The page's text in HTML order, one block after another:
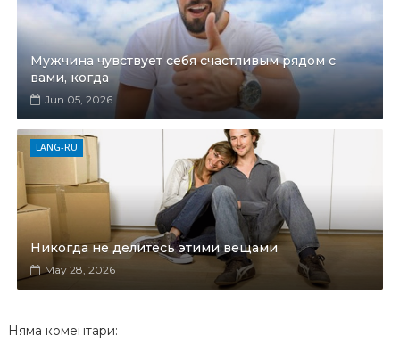
Мужчина чувствует себя счастливым рядом с
вами, когда
Jun 05, 2026
LANG-RU
Никогда не делитесь этими вещами
May 28, 2026
Няма коментари: